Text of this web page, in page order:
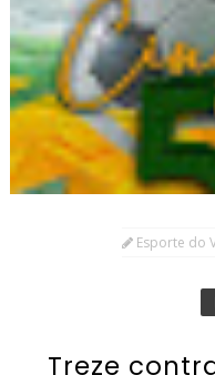
Esporte do
Treze